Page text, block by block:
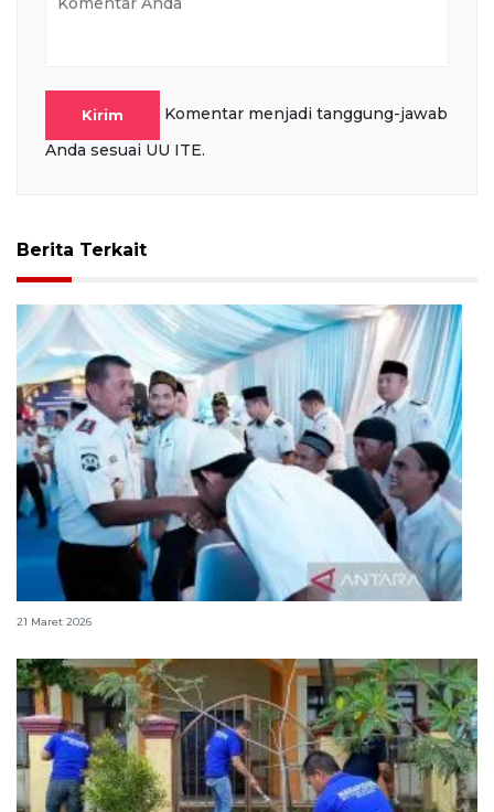
Kirim
Komentar menjadi tanggung-jawab
Anda sesuai UU ITE.
Berita Terkait
155.908 warga binaan terima remisi Idul Fitri 2026
21 Maret 2026